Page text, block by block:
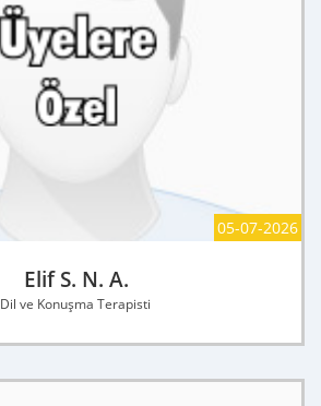
05-07-2026
Elif S. N. A.
Dil ve Konuşma Terapisti